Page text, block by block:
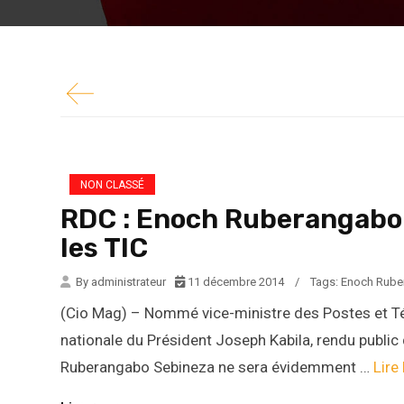
cohésion nationale du Président Joseph
dernier, Enoch Ruberangabo Sebineza ne sera...
NON CLASSÉ
RDC : Enoch
les TIC
By administrateur 11 décembre 2014 / Tags: Enoch
(Cio Mag) – Nommé vice-ministre des Postes et
nationale du Président Joseph Kabila, rendu
Ruberangabo Sebineza ne sera évidemment … Lire